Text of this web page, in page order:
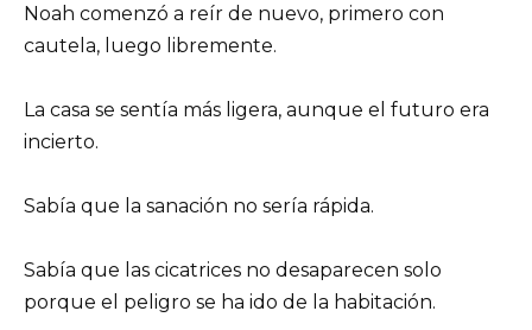
Noah comenzó a reír de nuevo, primero con
cautela, luego libremente.
La casa se sentía más ligera, aunque el futuro era
incierto.
Sabía que la sanación no sería rápida.
Sabía que las cicatrices no desaparecen solo
porque el peligro se ha ido de la habitación.